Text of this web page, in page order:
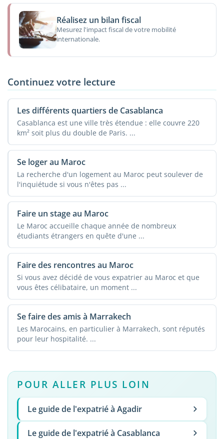
Réalisez un bilan fiscal
Mesurez l'impact fiscal de votre mobilité
internationale.
Continuez votre lecture
Les différents quartiers de Casablanca
Casablanca est une ville très étendue : elle couvre 220
km² soit plus du double de Paris. ...
Se loger au Maroc
La recherche d'un logement au Maroc peut soulever de
l'inquiétude si vous n'êtes pas ...
Faire un stage au Maroc
Le Maroc accueille chaque année de nombreux
étudiants étrangers en quête d'une ...
Faire des rencontres au Maroc
Si vous avez décidé de vous expatrier au Maroc et que
vous êtes célibataire, un moment ...
Se faire des amis à Marrakech
Les Marocains, en particulier à Marrakech, sont réputés
pour leur hospitalité. ...
POUR ALLER PLUS LOIN
Le guide de l'expatrié à Agadir
Le guide de l'expatrié à Casablanca